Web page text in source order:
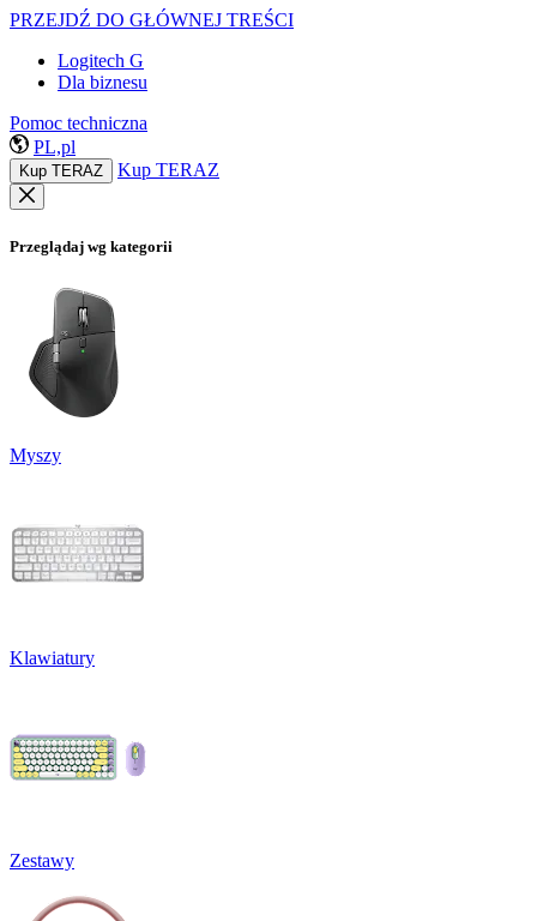
PRZEJDŹ DO GŁÓWNEJ TREŚCI
Logitech G
Dla biznesu
Pomoc techniczna
PL,pl
Kup TERAZ Kup TERAZ
Przeglądaj wg kategorii
Myszy
Klawiatury
Zestawy